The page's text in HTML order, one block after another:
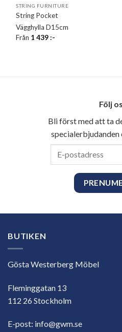
STRING FURNITURE
String Pocket
Vägghylla D15cm
Från 1 439:-
Följ
Bli först med att ta
specialerbjudanden
BUTIKEN
Gösta Westerberg Möbel
Fleminggatan 13
112 26 Stockholm
E-post: info@gwm.se